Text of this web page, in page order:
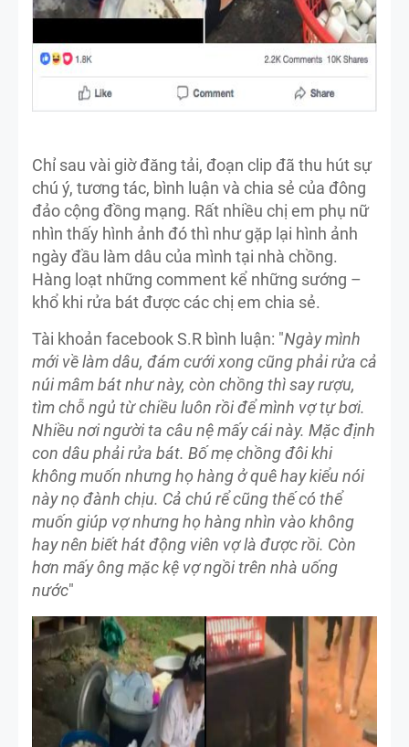
Chỉ sau vài giờ đăng tải, đoạn clip đã thu hút sự
chú ý, tương tác, bình luận và chia sẻ của đông
đảo cộng đồng mạng. Rất nhiều chị em phụ nữ
nhìn thấy hình ảnh đó thì như gặp lại hình ảnh
ngày đầu làm dâu của mình tại nhà chồng.
Hàng loạt những comment kể những sướng –
khổ khi rửa bát được các chị em chia sẻ.
Tài khoản facebook S.R bình luận: "Ngày mình
mới về làm dâu, đám cưới xong cũng phải rửa cả
núi mâm bát như này, còn chồng thì say rượu,
tìm chỗ ngủ từ chiều luôn rồi để mình vợ tự bơi.
Nhiều nơi người ta câu nệ mấy cái này. Mặc định
con dâu phải rửa bát. Bố mẹ chồng đôi khi
không muốn nhưng họ hàng ở quê hay kiểu nói
này nọ đành chịu. Cả chú rể cũng thế có thể
muốn giúp vợ nhưng họ hàng nhìn vào không
hay nên biết hát động viên vợ là được rồi. Còn
hơn mấy ông mặc kệ vợ ngồi trên nhà uống
nước"